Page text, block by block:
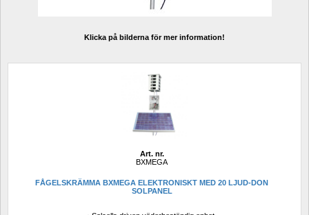
Klicka på bilderna för mer information!
Art. nr.
BXMEGA
FÅGELSKRÄMMA BXMEGA ELEKTRONISKT MED 20 LJUD-DON
SOLPANEL